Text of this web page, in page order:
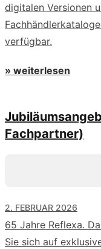
digitalen Versionen
verfügbar.
» weiterlesen
Fachpartner)
2. FEBRUAR 2026
65 Jahre Reflexa.
Sie sich auf